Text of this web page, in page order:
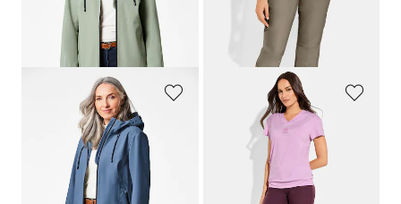
Laagste prijs van de afgelopen 30
dagen**: 189,95 € (-26%)
209,95 €
Laagste prijs van de afgelopen 30
LINEA PRIMERO - LPO
54,95 €